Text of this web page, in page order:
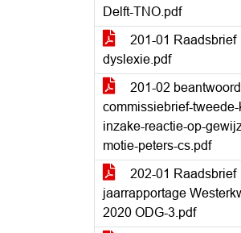
Delft-TNO.pdf
201-01 Raadsbrief
dyslexie.pdf
201-02
commissiebrief-
inzake-reactie-op-
motie-peters-cs.pdf
202-01 Raadsbrief
jaarrapportage
2020 ODG-3.pdf